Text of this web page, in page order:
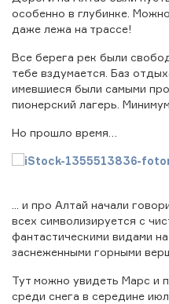
особенно в глубинке.
даже лежа на трассе!
Все берега рек были
тебе вздумается. Баз
имевшиеся были самыми
пионерский лагерь.
Но прошло время…
... и про Алтай начали
всех символизируется с
фантастическими видами
заснеженными горными
Тут можно увидеть Марс и
среди снега в середине